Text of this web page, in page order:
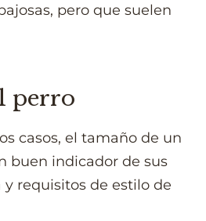
pero que suelen
perro
casos, el tamaño de un
buen indicador de sus
requisitos de estilo de